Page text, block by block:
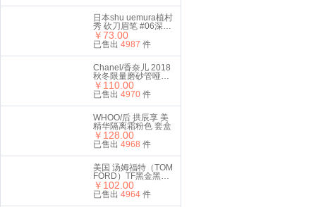
日本shu uemura植村
秀 砍刀眉笔 #06深棕
色 4g
￥73.00
已售出 4987 件
Chanel/香奈儿 2018
秋冬限量磨砂管哑光
丝绒唇膏口红110#
南瓜色
￥110.00
已售出 4970件
WHOO/后 拱辰享 美
精华隔离霜粉色 套盒
￥128.00
已售出 4968 件
美国 汤姆福特（TOM
FORD）TF黑金黑管
口红3g #511 STEEL
MAGNOLIA 柔雾玫瑰
色
￥102.00
已售出 4964件